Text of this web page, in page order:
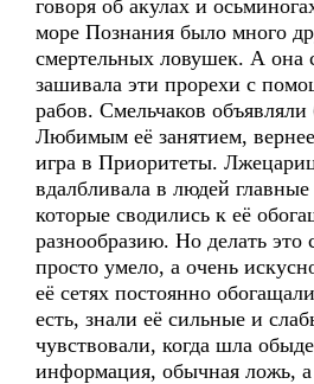
говоря об акулах и
море Познания было много
смертельных ловушек. А она
зашивала эти прорехи с
рабов. Смельчаков
Любимым её занятием,
игра в Приоритеты.
вдалбливала в людей
которые сводились к её
разнообразию. Но делать это
просто умело, а очень
её сетях постоянно
есть, знали её сильные и
чувствовали, когда шла
информация, обычная ложь, а